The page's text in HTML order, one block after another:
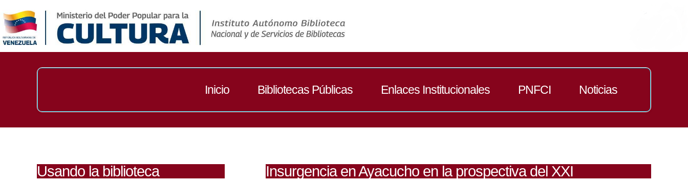
Inicio Bibliotecas Públicas Enlaces Institucionales PNFCI Noticias
Usando la biblioteca Insurgencia en Ayacucho en la prospectiva del XXI